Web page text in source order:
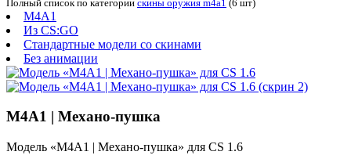
Полный список по категории скины оружия m4a1 (6 шт)
M4A1
Из CS:GO
Стандартные модели со скинами
Без анимации
M4A1 | Механо-пушка
Модель «M4A1 | Механо-пушка» для CS 1.6